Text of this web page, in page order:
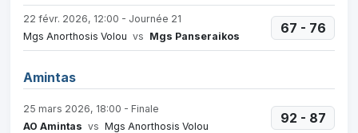
22 févr. 2026, 12:00 - Journée 21
Mgs Anorthosis Volou vs Mgs Panseraikos
67 - 76
Amintas
25 mars 2026, 18:00 - Finale
AO Amintas vs Mgs Anorthosis Volou
92 - 87